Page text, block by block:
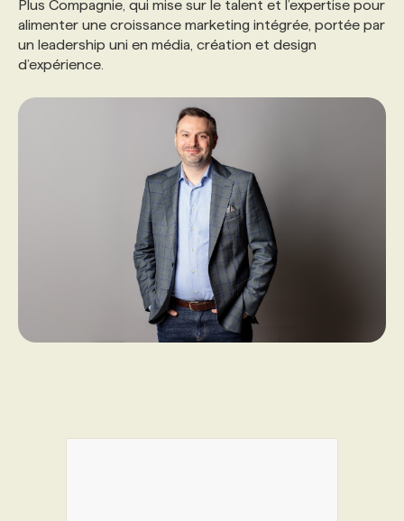
Plus Compagnie, qui mise sur le talent et l’expertise pour
alimenter une croissance marketing intégrée, portée par
un leadership uni en média, création et design
d’expérience.